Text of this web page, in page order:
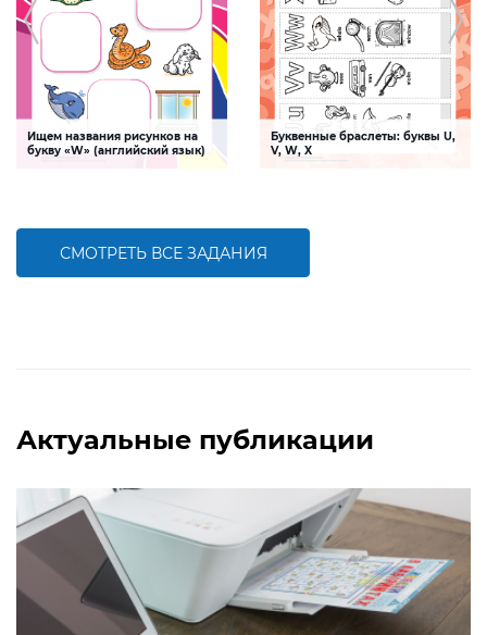
Ищем названия рисунков на
букву «W» (английский язык)
Буквенные браслеты: буквы U,
V, W, X
СМОТРЕТЬ ВСЕ ЗАДАНИЯ
Актуальные публикации